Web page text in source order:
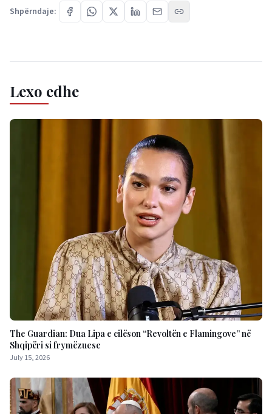
Shpërndaje:
Lexo edhe
The Guardian: Dua Lipa e cilëson “Revoltën e Flamingove” në
Shqipëri si frymëzuese
July 15, 2026